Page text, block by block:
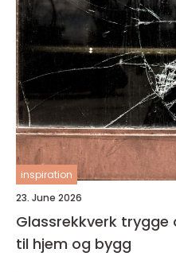
inspiration
23. June 2026
Glassrekkverk trygge og elegante løsninger
til hjem og bygg